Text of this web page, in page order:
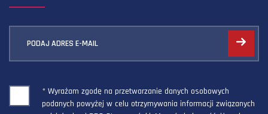
PODAJ ADRES E-MAIL
* Wyrażam zgodę na przetwarzanie danych osobowych
podanych powyżej w celu otrzymywania informacji związanych